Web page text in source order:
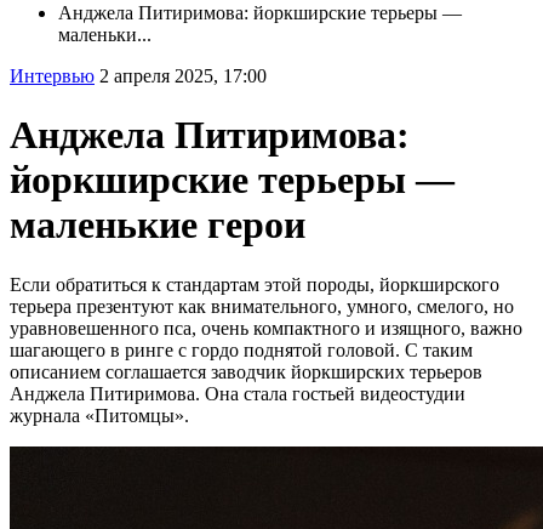
Анджела Питиримова: йоркширские терьеры —
маленьки...
Интервью 2 апреля 2025, 17:00
Анджела Питиримова:
йоркширские терьеры —
маленькие герои
Если обратиться к стандартам этой породы, йоркширского
терьера презентуют как внимательного, умного, смелого, но
уравновешенного пса, очень компактного и изящного, важно
шагающего в ринге с гордо поднятой головой. С таким
описанием соглашается заводчик йоркширских терьеров
Анджела Питиримова. Она стала гостьей видеостудии
журнала «Питомцы».